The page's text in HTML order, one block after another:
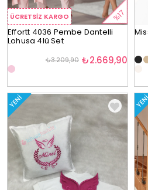
ÜCRETSIZ KARGO %17
Effortt 4036 Pembe Dantelli
Lohusa 4lü Set
₺2.669,90
₺3.209,90
YENI